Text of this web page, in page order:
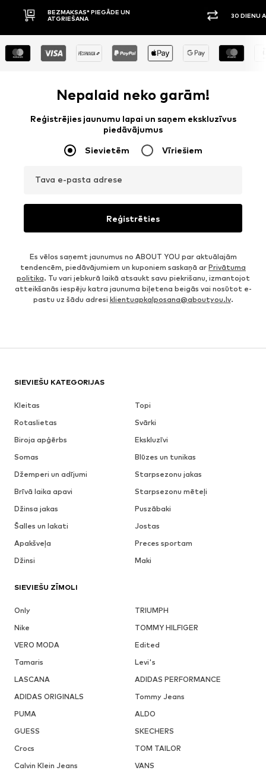
BEZMAKSAS* PIEGĀDE UN
ATGRIEŠANA
30 DIENU
Nepalaid neko garām!
Reģistrējies jaunumu lapai un saņem ekskluzīvus
piedāvājumus
Sievietēm Vīriešiem
Tava e-pasta adrese
Reģistrēties
Es vēlos saņemt jaunumus no ABOUT YOU par aktuālajām
tendencēm, piedāvājumiem un kuponiem saskaņā ar Privātuma
politika. Tu vari jebkurā laikā atsaukt savu piekrišanu, izmantojot
atteikšanās iespēju katra jaunuma biļetena beigās vai nosūtot e-
pastu uz šādu adresi klientuapkalposana@aboutyou.lv.
SIEVIEŠU KATEGORIJAS
Kleitas
Topi
Rotaslietas
Svārki
Biroja apģērbs
Ekskluzīvi
Somas
Blūzes un tunikas
Džemperi un adījumi
Starpsezonu jakas
Brīvā laika apavi
Starpsezonu mēteļi
Džinsa jakas
Puszābaki
Šalles un lakati
Jostas
Apakšveļa
Preces sportam
Džinsi
Maki
SIEVIEŠU ZĪMOLI
Only
TRIUMPH
Nike
TOMMY HILFIGER
VERO MODA
Edited
Tamaris
Levi's
LASCANA
ADIDAS PERFORMANCE
ADIDAS ORIGINALS
Tommy Jeans
PUMA
ALDO
GUESS
SKECHERS
Crocs
TOM TAILOR
Calvin Klein Jeans
VANS